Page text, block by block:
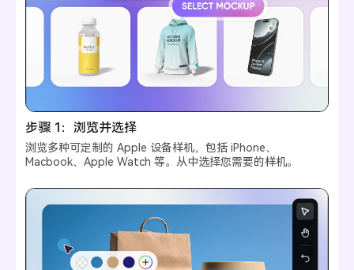
步骤 1：浏览并选择
浏览多种可定制的 Apple 设备样机，包括 iPhone、
Macbook、Apple Watch 等。从中选择您需要的样机。